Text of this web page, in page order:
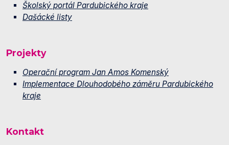
Školský portál Pardubického kraje
Dašácké listy
Projekty
Operační program Jan Amos Komenský
Implementace Dlouhodobého záměru Pardubického
kraje
Kontakt